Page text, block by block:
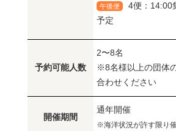
午後便
4便：14:00
予定
予約可能人数
2〜8名
※8名様以上の団体
合わせください
開催期間
通年開催
※海洋状況が許す限り